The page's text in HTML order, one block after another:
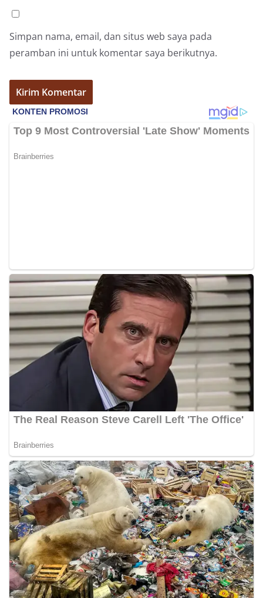
Simpan nama, email, dan situs web saya pada
peramban ini untuk komentar saya berikutnya.